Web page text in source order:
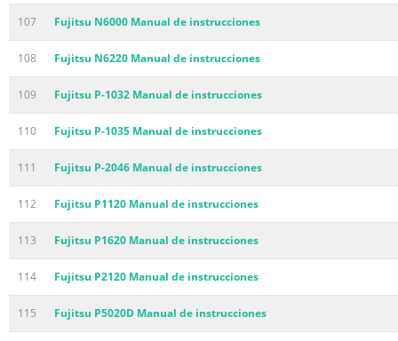
107 Fujitsu N6000 Manual de instrucciones
108 Fujitsu N6220 Manual de instrucciones
109 Fujitsu P-1032 Manual de instrucciones
110 Fujitsu P-1035 Manual de instrucciones
111 Fujitsu P-2046 Manual de instrucciones
112 Fujitsu P1120 Manual de instrucciones
113 Fujitsu P1620 Manual de instrucciones
114 Fujitsu P2120 Manual de instrucciones
115 Fujitsu P5020D Manual de instrucciones